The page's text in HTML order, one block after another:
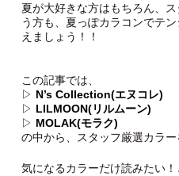
夏が大好きな方はもちろん、
う方も、夏っぽカラコンでテ
えましょう！！
この記事では、
▷ N’s Collection(エヌコレ)
▷ LILMOON(リルムーン)
▷ MOLAK(モラク)
の中から、スタッフ厳選カラー
気になるカラーだけ読みたい